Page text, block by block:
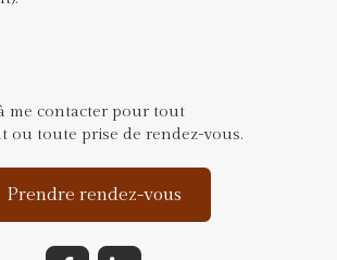
me contacter pour tout
ou toute prise de rendez-vous.
Prendre rendez-vous